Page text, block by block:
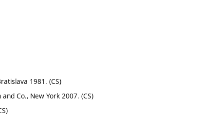
1981. (CS)
Co., New York 2007. (CS)